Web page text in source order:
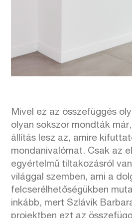
Mivel ez az összefüggés
olyan sokszor mondták
állítás lesz az, amire
mondanivalómat. Csak az
egyértelmű tiltakozásról
világgal szemben, ami a
felcserélhetőségükben
inkább, mert Szlávik